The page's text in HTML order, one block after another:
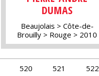
DUMAS
Beaujolais
Côte-de-
Brouilly
Rouge 2010
520 521
522